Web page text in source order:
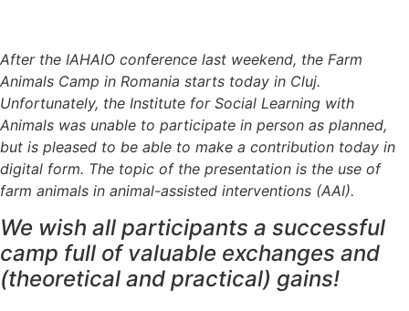
After the IAHAIO conference last weekend, the Farm
Animals Camp in Romania starts today in Cluj.
Unfortunately, the Institute for Social Learning with
Animals was unable to participate in person as planned,
but is pleased to be able to make a contribution today in
digital form. The topic of the presentation is the use of
farm animals in animal-assisted interventions (AAI).
We wish all participants a successful
camp full of valuable exchanges and
(theoretical and practical) gains!